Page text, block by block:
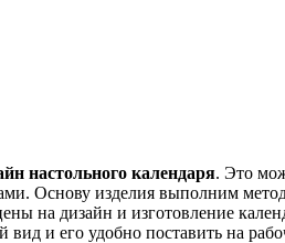
настольного календаря. Это
Основу изделия выполним
на дизайн и изготовление
и его удобно поставить на